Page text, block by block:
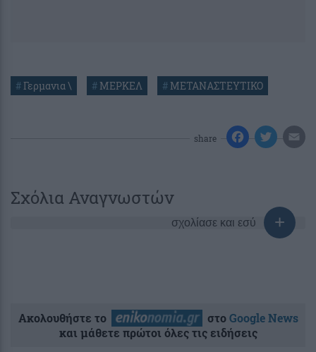
#Γερμανια \ # ΜΕΡΚΕΛ # ΜΕΤΑΝΑΣΤΕΥΤΙΚΟ
share
Σχόλια Αναγνωστών
σχολίασε και εσύ
Ακολουθήστε το στοGoogle News
και μάθετε πρώτοι όλες τις ειδήσεις